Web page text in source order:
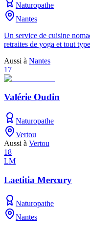
Naturopathe
Nantes
Un service de cuisine
retraites de yoga et tout
Aussi à Nantes
17
Valérie Oudin
Naturopathe
Vertou
Aussi à Vertou
18
LM
Laetitia Mercury
Naturopathe
Nantes